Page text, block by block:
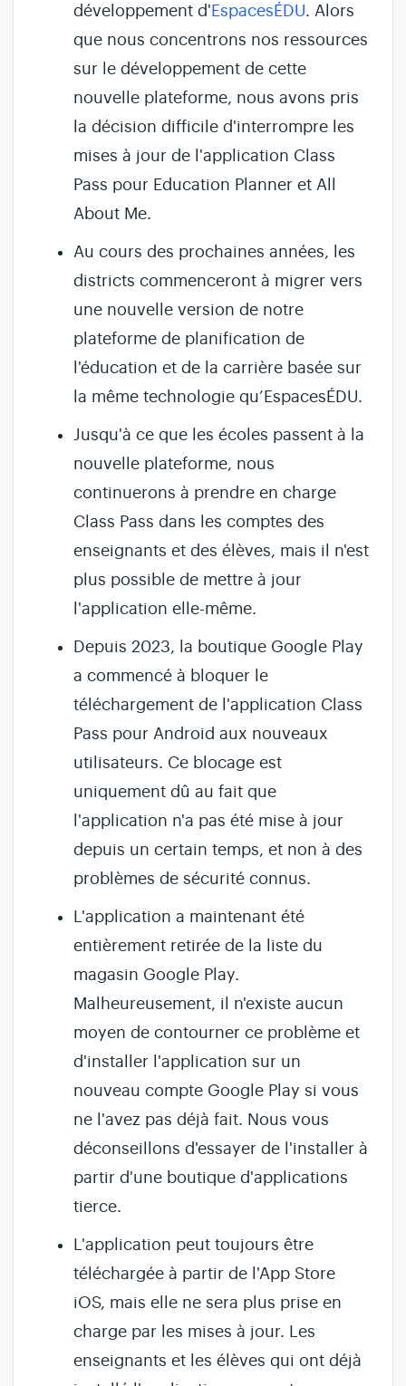
développement d'EspacesÉDU. Alors
que nous concentrons nos ressources
sur le développement de cette
nouvelle plateforme, nous avons pris
la décision difficile d'interrompre les
mises à jour de l'application Class
Pass pour Education Planner et All
About Me.
Au cours des prochaines années, les
districts commenceront à migrer vers
une nouvelle version de notre
plateforme de planification de
l'éducation et de la carrière basée sur
la même technologie qu’EspacesÉDU.
Jusqu'à ce que les écoles passent à la
nouvelle plateforme, nous
continuerons à prendre en charge
Class Pass dans les comptes des
enseignants et des élèves, mais il n'est
plus possible de mettre à jour
l'application elle-même.
Depuis 2023, la boutique Google Play
a commencé à bloquer le
téléchargement de l'application Class
Pass pour Android aux nouveaux
utilisateurs. Ce blocage est
uniquement dû au fait que
l'application n'a pas été mise à jour
depuis un certain temps, et non à des
problèmes de sécurité connus.
L'application a maintenant été
entièrement retirée de la liste du
magasin Google Play.
Malheureusement, il n'existe aucun
moyen de contourner ce problème et
d'installer l'application sur un
nouveau compte Google Play si vous
ne l'avez pas déjà fait. Nous vous
déconseillons d'essayer de l'installer à
partir d'une boutique d'applications
tierce.
L'application peut toujours être
téléchargée à partir de l'App Store
iOS, mais elle ne sera plus prise en
charge par les mises à jour. Les
enseignants et les élèves qui ont déjà